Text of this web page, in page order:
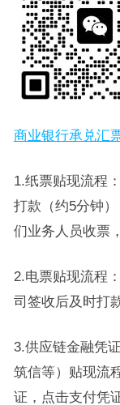
商业银行承兑汇
1.纸票贴现流程
打款（约5分钟
们业务人员收票
2.电票贴现流程
司签收后及时打
3.供应链金融凭
筑信等）贴现流
证，点击支付凭